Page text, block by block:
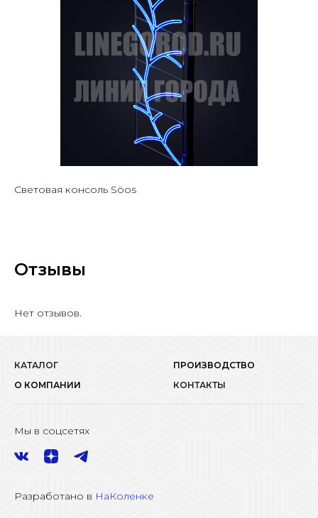
Световая консоль Söos
Отзывы
Нет отзывов.
КАТАЛОГ
ПРОИЗВОДСТВО
О КОМПАНИИ
КОНТАКТЫ
Мы в соцсетях
Разработано в НаКоленке